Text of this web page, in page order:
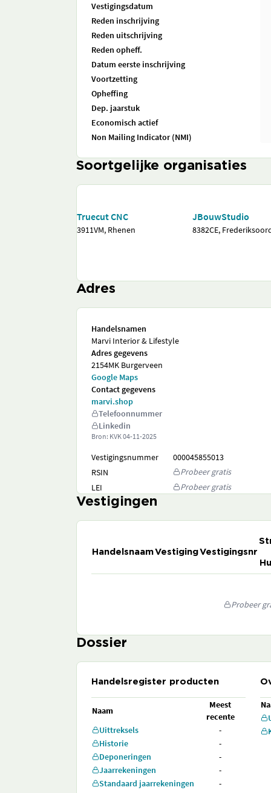
Vestigingsdatum
Reden inschrijving
Reden uitschrijving
Reden opheff.
Datum eerste inschrijving
Voortzetting
Opheffing
Dep. jaarstuk
Economisch actief
Non Mailing Indicator (NMI)
Soortgelijke organisaties
Truecut CNC
3911VM, Rhenen
JBouwStudio
8382CE,
Adres
Handelsnamen
Marvi Interior & Lifestyle
Adres gegevens
2154MK Burgerveen
Google Maps
Contact gegevens
marvi.shop
Telefoonnummer
Linkedin
Bron: KVK04-11-2025
Vestigingsnummer
000045855013
RSIN
Probeer gratis
LEI
Probeer gratis
Vestigingen
HandelsnaamVestigingVestigingsnr
Probeer
Dossier
Handelsregister producten
Naam
Meest
recente
Uittreksels
-
Historie
-
Deponeringen
-
Jaarrekeningen
-
Standaard jaarrekeningen
-